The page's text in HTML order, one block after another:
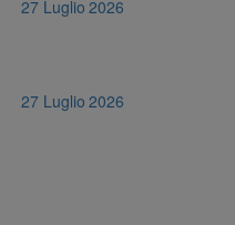
27 Luglio 2026
27 Luglio 2026